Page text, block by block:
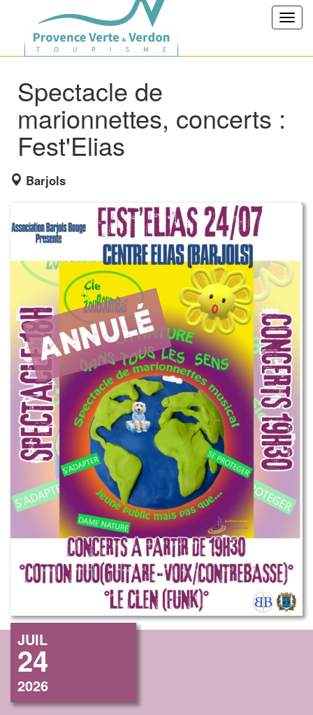
Spectacle de
marionnettes, concerts :
Fest'Elias
Barjols
JUIL
24
2026